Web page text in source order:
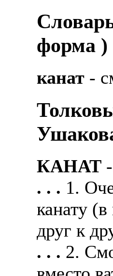
форма )
канат -
КАНАТ
. . . 1.
канату
друг к
. . . 2.